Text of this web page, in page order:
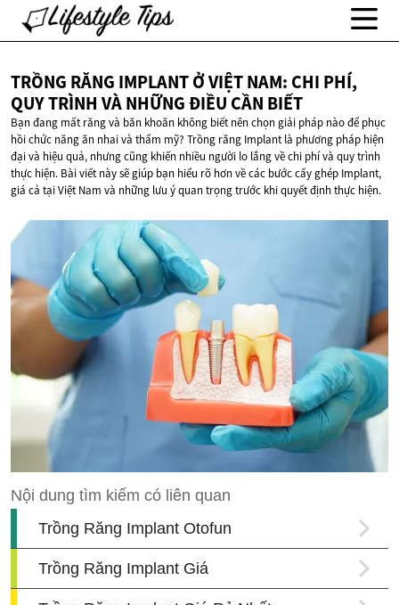
TRỒNG RĂNG IMPLANT Ở VIỆT NAM: CHI PHÍ,
QUY TRÌNH VÀ NHỮNG ĐIỀU CẦN BIẾT
Bạn đang mất răng và băn khoăn không biết nên chọn giải pháp nào để phục
hồi chức năng ăn nhai và thẩm mỹ? Trồng răng Implant là phương pháp hiện
đại và hiệu quả, nhưng cũng khiến nhiều người lo lắng về chi phí và quy trình
thực hiện. Bài viết này sẽ giúp bạn hiểu rõ hơn về các bước cấy ghép Implant,
giá cả tại Việt Nam và những lưu ý quan trọng trước khi quyết định thực hiện.